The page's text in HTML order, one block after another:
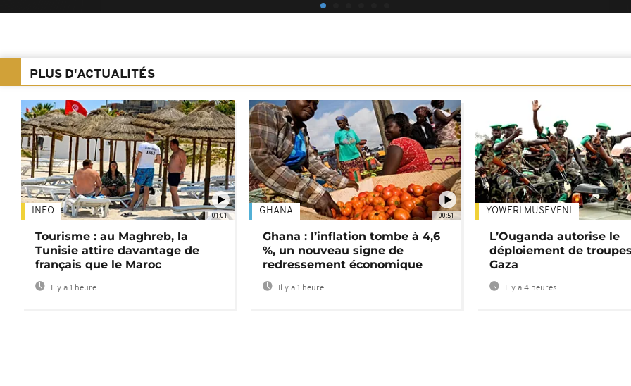
PLUS D'ACTUALITÉS
01:01
INFO
Tourisme : au Maghreb, la
Tunisie attire davantage de
français que le Maroc
Il y a 1 heure
00:51
GHANA
Ghana : l’inflation tombe à 4,6
%, un nouveau signe de
redressement économique
Il y a 1 heure
YOWERI MUSEVENI
L’Ouganda autorise le
déploiement de
Gaza
Il y a 4 heures